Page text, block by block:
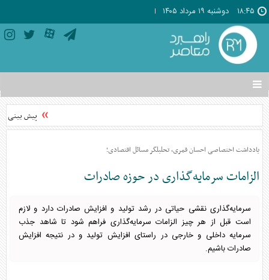
۱۸:۴۵ دوشنبه ۱۹ مرداد ۱۴۰۵
تغییر
وضعیت
منوی
ها
پیش بینی قیمت دلار سه شنبه ۲۰
یادداشت اختصاصی احسان قمری، تحلیلگر مسائل اقتصادی؛
الزامات سرمایه‌گذاری در حوزه صادرات
سرمایه‌گذاری نقشی حیاتی در رشد تولید و افزایش صادرات دارد و لازم
است قبل از هر چیز الزامات سرمایه‌گذاری فراهم شود تا شاهد جذب
سرمایه داخلی و خارجی در راستای افزایش تولید و در نتیجه افزایش
صادرات باشیم.